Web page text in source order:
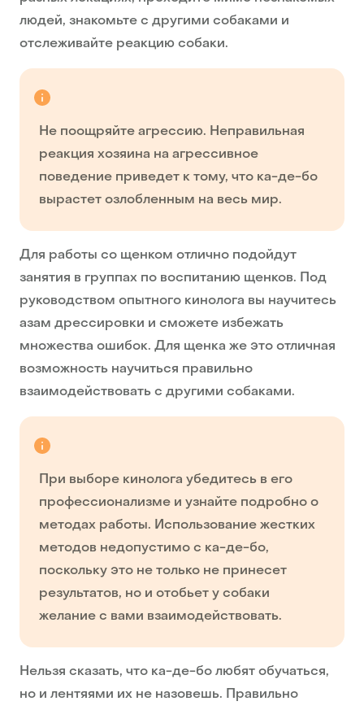
людей, знакомьте с другими собаками и
отслеживайте реакцию собаки.
Не поощряйте агрессию. Неправильная
реакция хозяина на агрессивное
поведение приведет к тому, что ка-де-бо
вырастет озлобленным на весь мир.
Для работы со щенком отлично подойдут
занятия в группах по воспитанию щенков. Под
руководством опытного кинолога вы научитесь
азам дрессировки и сможете избежать
множества ошибок. Для щенка же это отличная
возможность научиться правильно
взаимодействовать с другими собаками.
При выборе кинолога убедитесь в его
профессионализме и узнайте подробно о
методах работы. Использование жестких
методов недопустимо с ка-де-бо,
поскольку это не только не принесет
результатов, но и отобьет у собаки
желание с вами взаимодействовать.
Нельзя сказать, что ка-де-бо любят обучаться,
но и лентяями их не назовешь. Правильно